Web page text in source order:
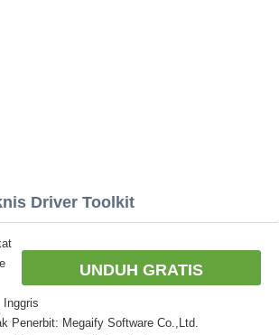
Driver Toolkit
UNDUH GRATIS
Inggris
Penerbit: Megaify Software Co.,Ltd.